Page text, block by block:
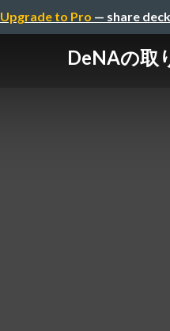
Upgrade to Pro — share
DeNAの取